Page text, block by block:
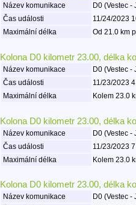
Název komunikace
D0 (Vestec -
Čas události
11/24/2023
Maximální délka
Od 21.0 km
Kolona D0 kilometr 23.00, délka
Název komunikace
D0 (Vestec -
Čas události
11/23/2023
Maximální délka
Kolem 23.0
Kolona D0 kilometr 23.00, délka
Název komunikace
D0 (Vestec -
Čas události
11/23/2023
Maximální délka
Kolem 23.0
Kolona D0 kilometr 23.00, délka
Název komunikace
D0 (Vestec -